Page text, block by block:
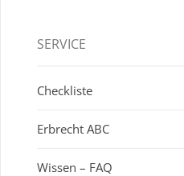
SERVICE
Checkliste
Erbrecht ABC
Wissen – FAQ